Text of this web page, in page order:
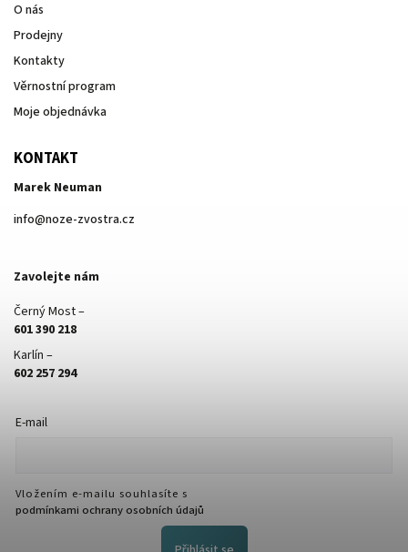
O nás
Prodejny
Kontakty
Věrnostní program
Moje objednávka
KONTAKT
Marek Neuman
info@noze-zvostra.cz
Zavolejte nám
Černý Most –
601 390 218
Karlín –
602 257 294
E-mail
Vložením e-mailu souhlasíte s
podmínkami ochrany osobních údajů